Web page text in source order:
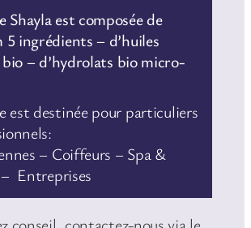
Shayla est composée de
5 ingrédients – d’huiles
bio – d’hydrolats bio micro-
est destinée pour particuliers
– Coiffeurs – Spa &
Entreprises